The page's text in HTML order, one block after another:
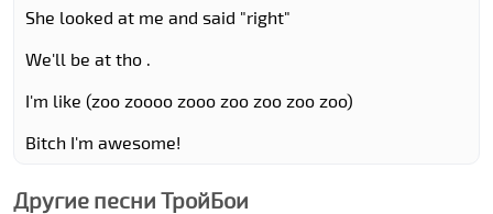
She looked at me and said "right"
We'll be at tho .
I'm like (zoo zoooo zooo zoo zoo zoo zoo)
Bitch I'm awesome!
Другие песни ТройБои